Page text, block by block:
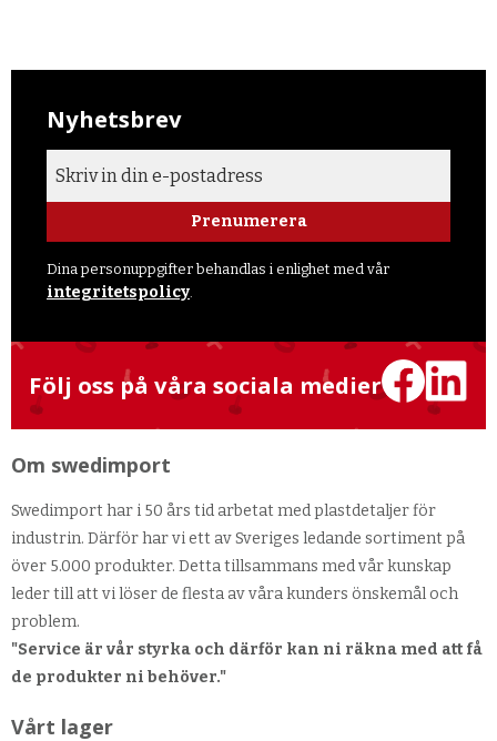
Nyhetsbrev
Prenumerera
Dina personuppgifter behandlas i enlighet med vår
integritetspolicy
Följ oss på våra sociala medier
Om swedimport
Swedimport har i 50 års tid arbetat med plastdetaljer för
industrin. Därför har vi ett av Sveriges ledande sortiment på
över 5.000 produkter. Detta tillsammans med vår kunskap
leder till att vi löser de flesta av våra kunders önskemål och
problem.
"Service är vår styrka och därför kan ni räkna med att få
de produkter ni behöver."
Vårt lager